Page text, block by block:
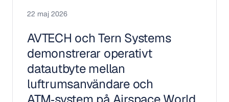
22 maj 2026
AVTECH och Tern Systems
demonstrerar operativt
datautbyte mellan
luftrumsanvändare och